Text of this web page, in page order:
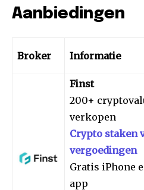
Aanbiedingen
Broker Informatie
Finst
200+
verkopen
Crypto staken
vergoedingen
Gratis iPhone
app